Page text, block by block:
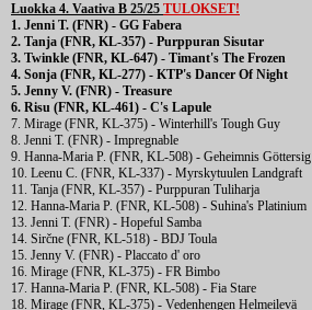
Luokka 4. Vaativa B 25/25 TULOKSET!
1. Jenni T. (FNR) - GG Fabera
2. Tanja (FNR, KL-357) - Purppuran Sisutar
3. Twinkle (FNR, KL-647) - Timant's The Frozen
4. Sonja (FNR, KL-277) - KTP's Dancer Of Night
5. Jenny V. (FNR) - Treasure
6. Risu (FNR, KL-461) - C's Lapule
7. Mirage (FNR, KL-375) - Winterhill's Tough Guy
8. Jenni T. (FNR) - Impregnable
9. Hanna-Maria P. (FNR, KL-508) - Geheimnis Göttersig
10. Leenu C. (FNR, KL-337) - Myrskytuulen Landgraft
11. Tanja (FNR, KL-357) - Purppuran Tuliharja
12. Hanna-Maria P. (FNR, KL-508) - Suhina's Platinium
13. Jenni T. (FNR) - Hopeful Samba
14. Sirčne (FNR, KL-518) - BDJ Toula
15. Jenny V. (FNR) - Placcato d' oro
16. Mirage (FNR, KL-375) - FR Bimbo
17. Hanna-Maria P. (FNR, KL-508) - Fia Stare
18. Mirage (FNR, KL-375) - Vedenhengen Helmeilevä